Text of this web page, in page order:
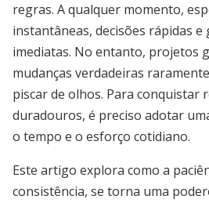
regras. A qualquer momento,
instantâneas, decisões rápidas e
imediatas. No entanto, projetos
mudanças verdadeiras
piscar de olhos. Para conquistar
duradouros, é preciso adotar
o tempo e o esforço cotidiano.
Este artigo explora como a
consistência, se torna uma